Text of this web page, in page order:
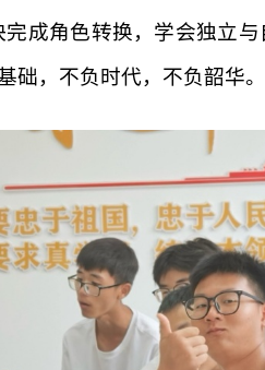
成角色转换，学会独立
，不负时代，不负韶华。